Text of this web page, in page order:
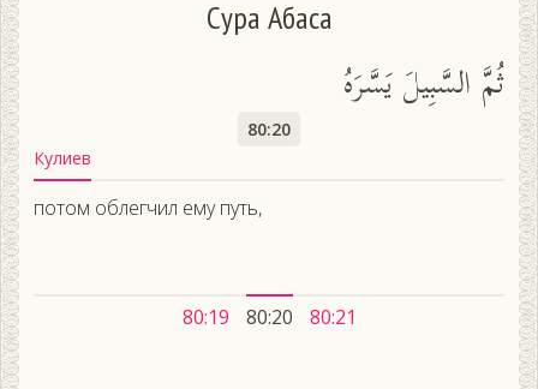
Сура Абаса
ثُمَّ السَّبِيلَ يَسَّرَهُ
80:20
Кулиев
потом облегчил ему путь,
80:19 80:20 80:21